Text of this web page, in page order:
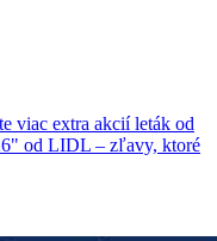
viac extra akcií leták od
od LIDL – zľavy, ktoré